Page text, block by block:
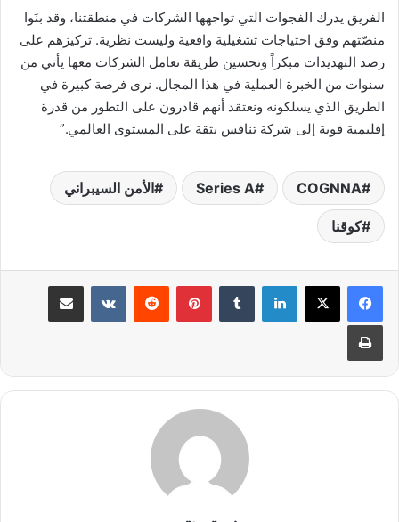
الفريق يدرك الفجوات التي تواجهها الشركات في منطقتنا، وقد بنَوا
منصّتهم وفق احتياجات تشغيلية واقعية وليست نظرية. تركيزهم على
رصد التهديدات مبكراً وتحسين طريقة تعامل الشركات معها يأتي من
سنوات من الخبرة العملية في هذا المجال. نرى فرصة كبيرة في
الطريق الذي يسلكونه ونعتقد أنهم قادرون على التطور من قدرة
إقليمية قوية إلى شركة تنافس بثقة على المستوى العالمي.”
COGNNA
Series A الأمن السيبراني
كوقنا
لينكدإن بينتيريست مشاركة عبر البريد
طباعة